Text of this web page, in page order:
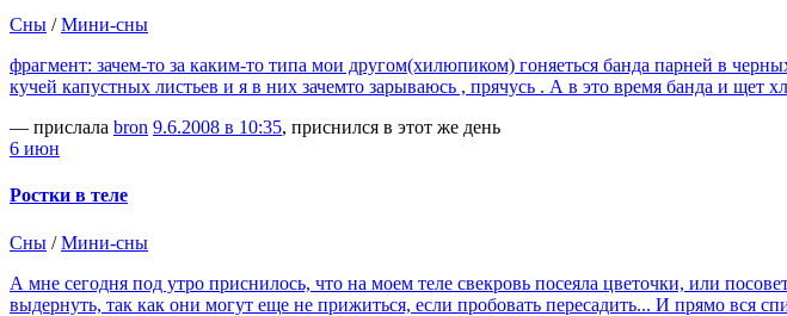
Сны /Мини-сны
фрагмент: зачем-то за каким-то типа мои другом(хилюпиком) гоняеться банда парней в
кучей капустных листьев и я в них зачемто зарываюсь , прячусь . А в это время банда и щет
— прислала bron 9.6.2008 в 10:35, приснился в этот же день
6 июн
Ростки в теле
Сны /Мини-сны
А мне сегодня под утро приснилось, что на моем теле свекровь посеяла цветочки, или
выдернуть, так как они могут еще не прижиться, если пробовать пересадить... И прямо вся